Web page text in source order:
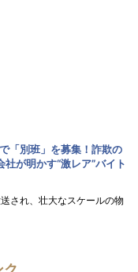
「別班」を募集！詐欺の
が明かす“激レア”バイト
され、壮大なスケールの物